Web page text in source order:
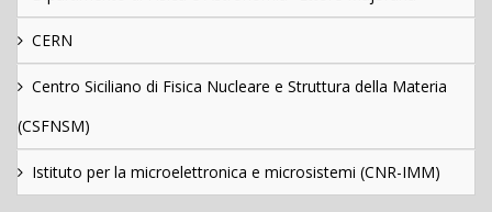
CERN
Centro Siciliano di Fisica Nucleare e Struttura della Materia
(CSFNSM)
Istituto per la microelettronica e microsistemi (CNR-IMM)